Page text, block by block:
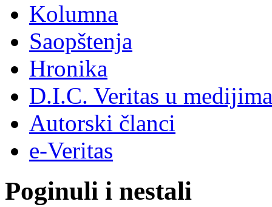
Kolumna
Saopštenja
Hronika
D.I.C. Veritas u medijima
Autorski članci
e-Veritas
Poginuli i nestali